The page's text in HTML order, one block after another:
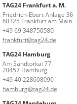
TAG24 Frankfurt a. M.
Friedrich-Ebert-Anlage 36
60325 Frankfurt am Main
+49 69 348750580
frankfurt@tag24.de
TAG24 Hamburg
Am Sandtorkai 77
20457 Hamburg
+49 40 228608090
hamburg@tag24.de